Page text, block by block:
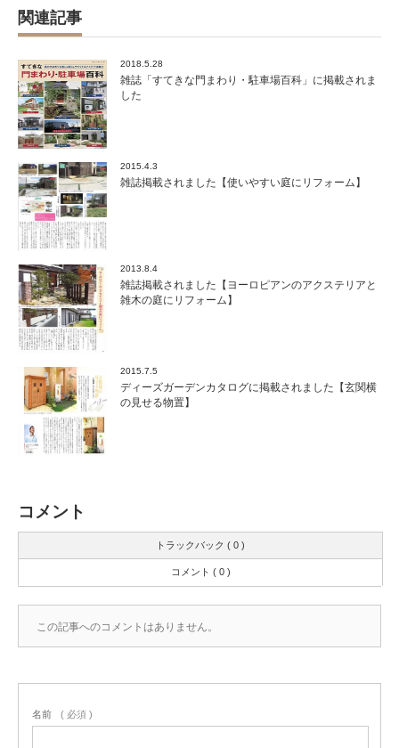
関連記事
2018.5.28
雑誌「すてきな門まわり・駐車場百科」に掲載されま
した
2015.4.3
雑誌掲載されました【使いやすい庭にリフォーム】
2013.8.4
雑誌掲載されました【ヨーロピアンのアクステリアと
雑木の庭にリフォーム】
2015.7.5
ディーズガーデンカタログに掲載されました【玄関横
の見せる物置】
コメント
トラックバック ( 0 )
コメント ( 0 )
この記事へのコメントはありません。
名前 ( 必須 )